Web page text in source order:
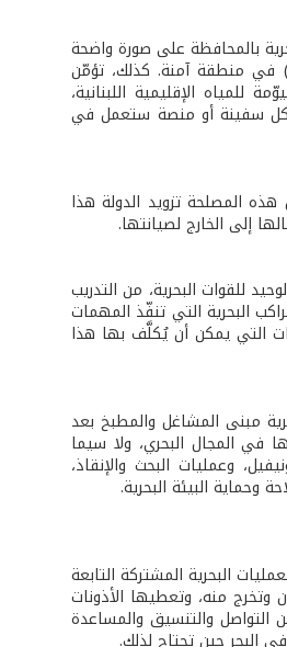
بالمحافظة على صورة واضحة
في منطقة آمنة. كذلك، تؤمّن
للمياه الإقليمية اللبنانية،
كل سفينة أو منصة ستعمل في
المصلحة تزويد الدولة هذا
إلى الخارج لصيانتها.
للقوات البحرية، من التدريب
البحرية التي تنفّذ المهمات
التي يمكن أن يُكلَّف بها هذا
مبنى المشاغل والمطبخ بعد
في المجال البحري، ولا سيما
وعمليات البحث والإنقاذ،
البيئة البحرية.
البحرية المشتركة التابعة
وتخرج منه، وتعطيها الأذونات
التواصل والتنسيق والمساعدة